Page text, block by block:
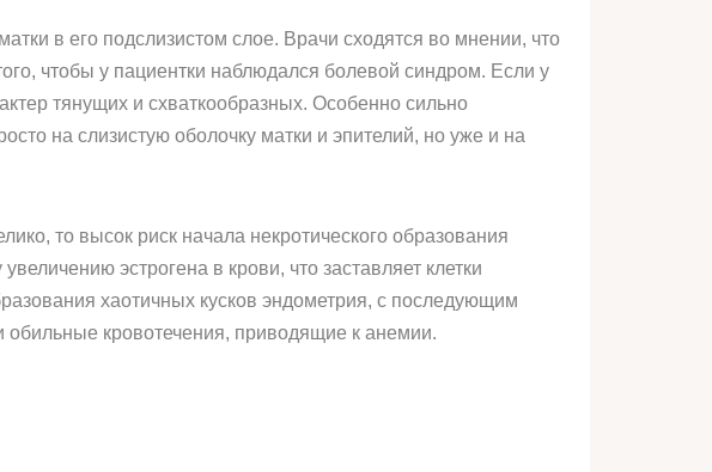
в его подслизистом слое. Врачи сходятся во мнении, что
чтобы у пациентки наблюдался болевой синдром. Если у
тянущих и схваткообразных. Особенно сильно
на слизистую оболочку матки и эпителий, но уже и на
то высок риск начала некротического образования
эстрогена в крови, что заставляет клетки
хаотичных кусков эндометрия, с последующим
обильные кровотечения, приводящие к анемии.